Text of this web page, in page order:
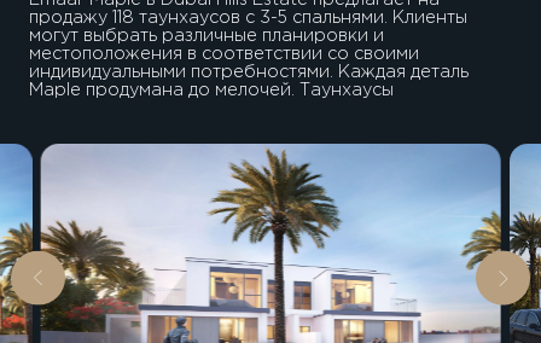
продажу 118 таунхаусов с 3-5 спальнями. Клиенты
могут выбрать различные планировки и
местоположения в соответствии со своими
индивидуальными потребностями. Каждая деталь
Maple продумана до мелочей. Таунхаусы